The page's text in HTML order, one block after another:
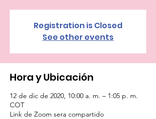
Registration is Closed
See other events
Hora y Ubicación
12 de dic de 2020, 10:00 a. m. – 1:05 p. m.
COT
Link de Zoom sera compartido